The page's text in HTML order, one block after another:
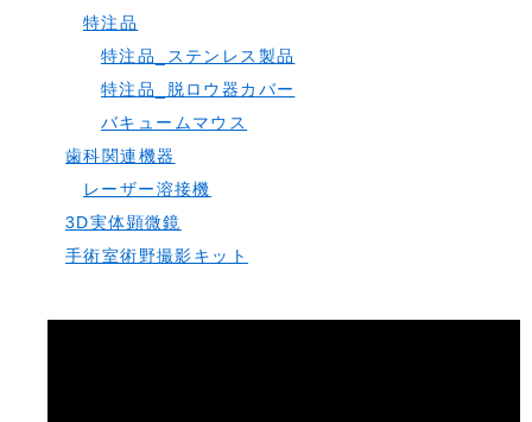
特注品
特注品_ステンレス製品
特注品_脱ロウ器カバー
バキュームマウス
歯科関連機器
レーザー溶接機
3D実体顕微鏡
手術室術野撮影キット